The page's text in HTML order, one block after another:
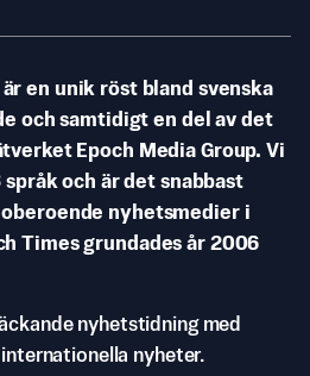
en unik röst bland svenska
och samtidigt en del av det
Epoch Media Group. Vi
och är det snabbast
nyhetsmedier i
Times grundades år 2006
nyhetstidning med
nyheter.